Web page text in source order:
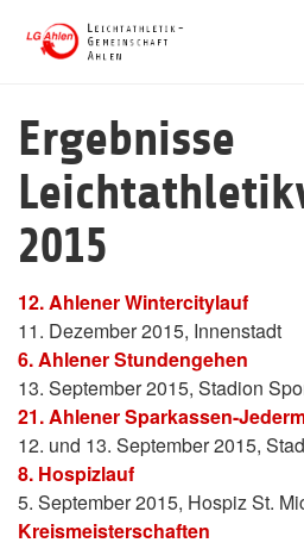
Ergebnisse
2015
12. Ahlener Wintercitylauf
11. Dezember 2015, Innenstadt
6. Ahlener Stundengehen
13. September 2015, Stadion
21. Ahlener Sparkassen-
12. und 13. September 2015,
8. Hospizlauf
5. September 2015, Hospiz St.
Kreismeisterschaften